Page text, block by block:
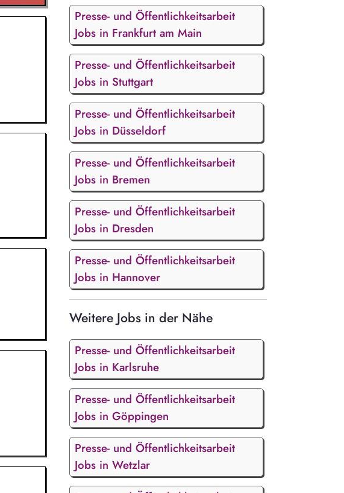
Presse- und Öffentlichkeitsarbeit
Jobs in Frankfurt am Main
Presse- und Öffentlichkeitsarbeit
Jobs in Stuttgart
Presse- und Öffentlichkeitsarbeit
Jobs in Düsseldorf
Presse- und Öffentlichkeitsarbeit
Jobs in Bremen
Presse- und Öffentlichkeitsarbeit
Jobs in Dresden
Presse- und Öffentlichkeitsarbeit
Jobs in Hannover
Weitere Jobs in der Nähe
Presse- und Öffentlichkeitsarbeit
Jobs in Karlsruhe
Presse- und Öffentlichkeitsarbeit
Jobs in Göppingen
Presse- und Öffentlichkeitsarbeit
Jobs in Wetzlar